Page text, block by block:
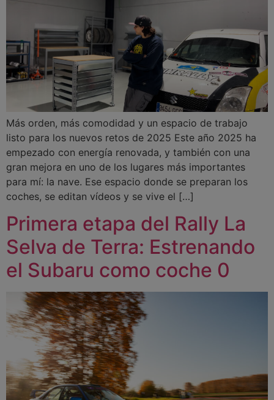
Más orden, más comodidad y un espacio de trabajo
listo para los nuevos retos de 2025 Este año 2025 ha
empezado con energía renovada, y también con una
gran mejora en uno de los lugares más importantes
para mí: la nave. Ese espacio donde se preparan los
coches, se editan vídeos y se vive el […]
Primera etapa del Rally La
Selva de Terra: Estrenando
el Subaru como coche 0